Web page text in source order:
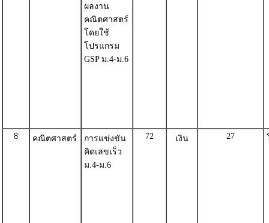
ผลงาน
คณิตศาสตร์
โดยใช้
โปรแกรม
GSP ม.4-ม.6
8 คณิตศาสตร์
การแข่งขัน
คิดเลขเร็ว
ม.4-ม.6
72 เงิน 27